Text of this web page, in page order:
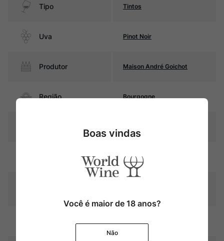
Tipo Tintos
Uva Pinot Noir
Produtor Maison André Goichot
Região Bourgogne
violáceos
carvalho francês.
Boas vindas
Você é maior de 18 anos?
Não